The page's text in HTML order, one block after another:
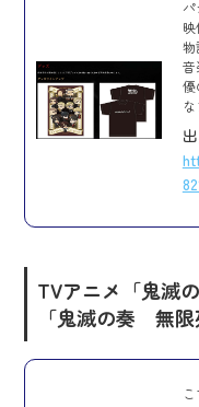
物
音
優
TVアニメ「鬼滅
「鬼滅の奏 無限